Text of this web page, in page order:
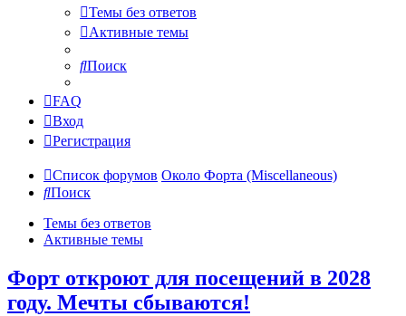
Темы без ответов
Активные темы
Поиск
FAQ
Вход
Регистрация
Список форумов Около Форта (Miscellaneous)
Поиск
Темы без ответов
Активные темы
Форт откроют для посещений в 2028
году. Мечты сбываются!